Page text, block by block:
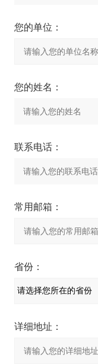
您的单位：
您的姓名：
联系电话：
常用邮箱：
省份：
详细地址：